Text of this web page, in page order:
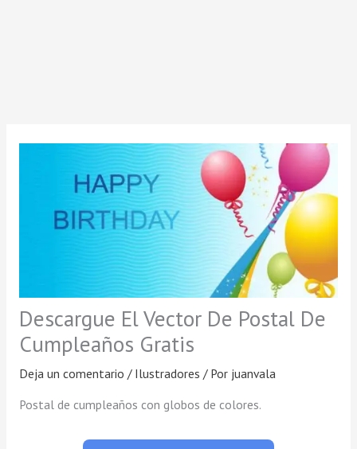
Descargue El Vector De Postal De
Cumpleaños Gratis
Deja un comentario / Ilustradores / Por juanvala
Postal de cumpleaños con globos de colores.